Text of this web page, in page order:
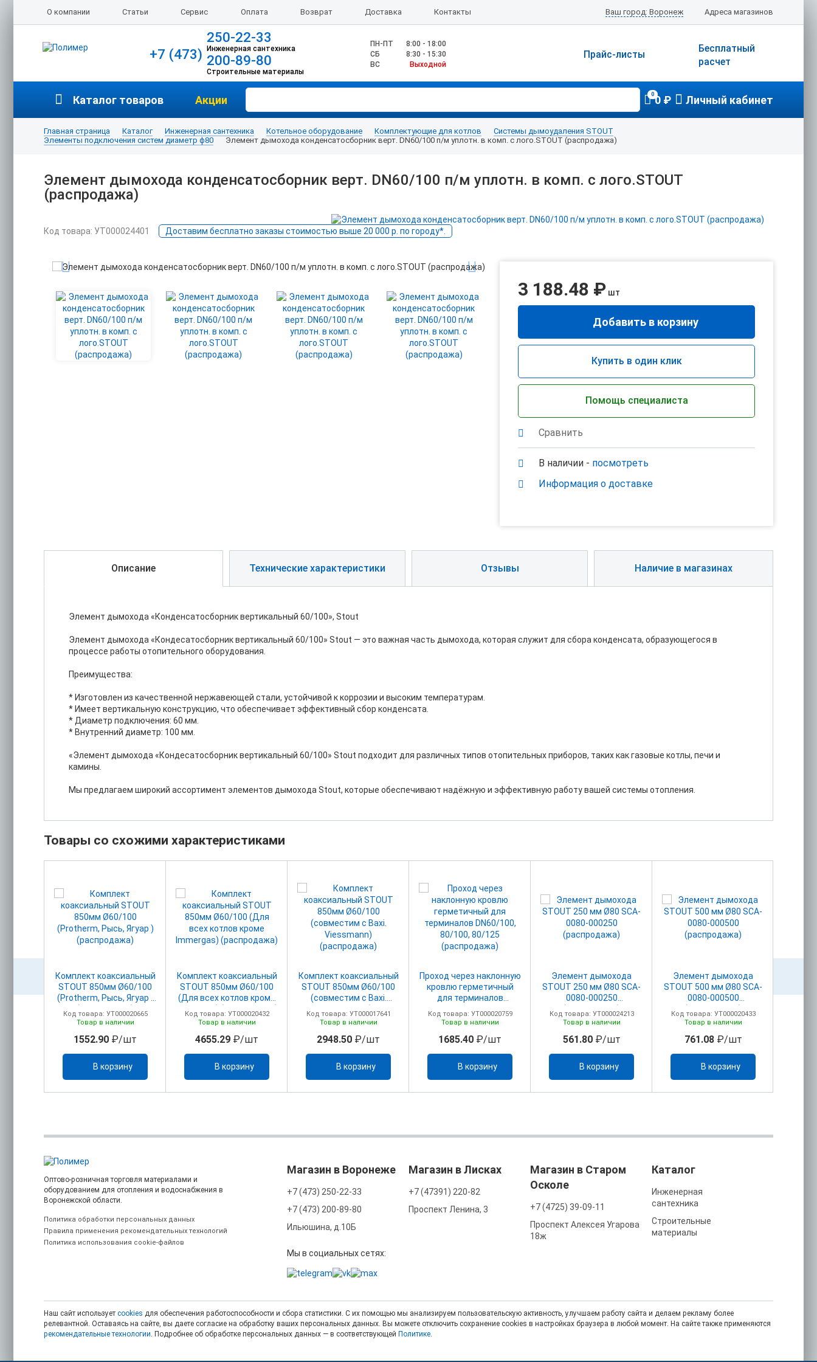
О компании Статьи Сервис Оплата Возврат Доставка Контакты Адреса магазинов
Ваш город: Воронеж
+7 (473)
250-22-33
Инженерная сантехника
200-89-80
Строительные материалы
ПН-ПТ
8:00 - 18:00
CБ
8:30 - 15:30
ВС
Выходной
Бесплатный
расчет
Прайс-листы
Каталог товаров Акции 00 ₽ Личный кабинет
Главная страница Каталог Инженерная сантехника Котельное оборудование Комплектующие для котлов
Системы дымоудаления STOUT
Элементы подключения систем диаметр ф80
Элемент дымохода конденсатосборник верт. DN60/100 п/м уплотн. в комп. с лого.STOUT (распродажа)
Элемент дымохода конденсатосборник верт. DN60/100 п/м уплотн. в комп. с лого.STOUT
(распродажа)
Код товара: УТ000024401 Доставим бесплатно заказы стоимостью выше 20 000 р. по городу*.
3 188.48 ₽ шт
Добавить в корзину
Купить в один клик
Помощь специалиста
Сравнить
В наличии - посмотреть
Информация о доставке
Описание Технические характеристики Отзывы Наличие в магазинах
Элемент дымохода «Конденсатосборник вертикальный 60/100», Stout
Элемент дымохода «Кондесатосборник вертикальный 60/100» Stout — это важная часть дымохода, которая служит для сбора конденсата, образующегося в
процессе работы отопительного оборудования.
Преимущества:
* Изготовлен из качественной нержавеющей стали, устойчивой к коррозии и высоким температурам.
* Имеет вертикальную конструкцию, что обеспечивает эффективный сбор конденсата.
* Диаметр подключения: 60 мм.
* Внутренний диаметр: 100 мм.
«Элемент дымохода «Кондесатосборник вертикальный 60/100» Stout подходит для различных типов отопительных приборов, таких как газовые котлы, печи и
камины.
Мы предлагаем широкий ассортимент элементов дымохода Stout, которые обеспечивают надёжную и эффективную работу вашей системы отопления.
Товары со схожими характеристиками
Комплект коаксиальный
STOUT 850мм Ø60/100
(Protherm, Рысь, Ягуар )
Код товара: УТ000020665
Товар в наличии
1552.90 ₽/шт
В корзину
Комплект коаксиальный
STOUT 850мм Ø60/100
(Для всех котлов кроме
Код товара: УТ000020432
Товар в наличии
4655.29 ₽/шт
В корзину
Комплект коаксиальный
STOUT 850мм Ø60/100
(совместим с Baxi.
(распродажа)
Код товара: УТ000017641
Товар в наличии
2948.50 ₽/шт
В корзину
Проход через наклонную
кровлю герметичный
для терминалов
(распродажа)
Код товара: УТ000020759
Товар в наличии
1685.40 ₽/шт
В корзину
Элемент дымохода
STOUT 250 мм Ø80 SCA-
0080-000250
Код товара: УТ000024213
Товар в наличии
561.80₽/шт
В корзину
Элемент дымохода
STOUT 500 мм Ø80 SCA-
0080-000500
Код товара: УТ000020433
Товар в наличии
761.08₽/шт
В корзину
Оптово-розничная торговля материалами и
оборудованием для отопления и водоснабжения в
Воронежской области.
Политика обработки персональных данных
Правила применения рекомендательных технологий
Политика использования cookie-файлов
Магазин в Воронеже
+7 (473) 250-22-33
+7 (473) 200-89-80
Ильюшина, д.10Б
Мы в социальных сетях:
Магазин в Лисках
+7 (47391) 220-82
Проспект Ленина, 3
Магазин в Старом
Осколе
+7 (4725) 39-09-11
Проспект Алексея Угарова
18ж
Каталог
Инженерная
сантехника
Строительные
материалы
Наш сайт использует cookies для обеспечения работоспособности и сбора статистики. С их помощью мы анализируем пользовательскую активность, улучшаем работу сайта и делаем рекламу более
релевантной. Оставаясь на сайте, вы даете согласие на обработку ваших персональных данных. Вы можете отключить сохранение cookies в настройках браузера в любой момент. На сайте также применяются
рекомендательные технологии . Подробнее об обработке персональных данных — в соответствующей Политике